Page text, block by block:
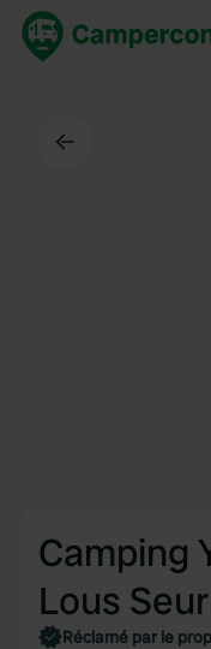
Camping
Lous
Réclamé par le